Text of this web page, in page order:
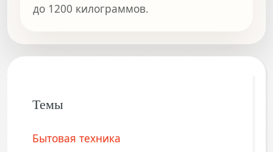
до 1200 килограммов.
Темы
Бытовая техника